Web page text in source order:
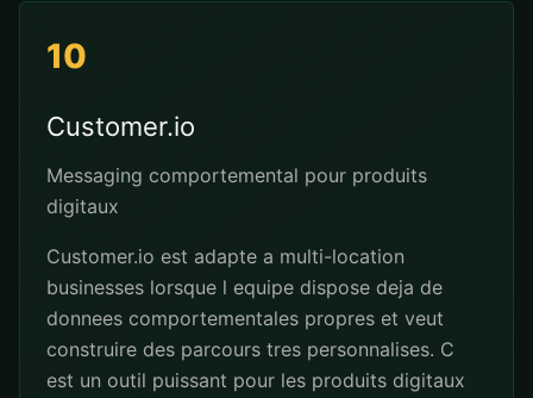
10
Customer.io
Messaging comportemental pour produits
digitaux
Customer.io est adapte a multi-location
businesses lorsque l equipe dispose deja de
donnees comportementales propres et veut
construire des parcours tres personnalises. C
est un outil puissant pour les produits digitaux